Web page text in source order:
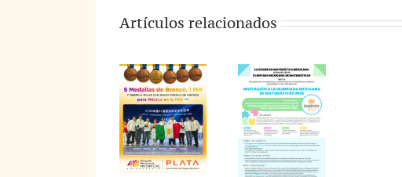
Artículos relacionados